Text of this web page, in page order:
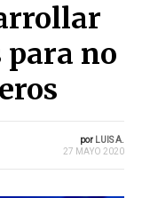
para no
por LUIS A.
27 MAYO 2020